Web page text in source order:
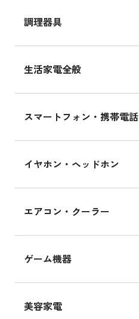
調理器具
生活家電全般
スマートフォン・携帯電話
イヤホン・ヘッドホン
エアコン・クーラー
ゲーム機器
美容家電